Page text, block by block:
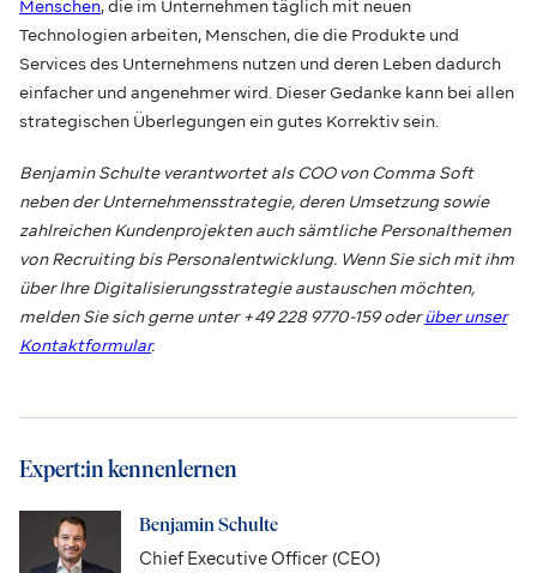
Menschen, die im Unternehmen täglich mit neuen
Technologien arbeiten, Menschen, die die Produkte und
Services des Unternehmens nutzen und deren Leben dadurch
einfacher und angenehmer wird. Dieser Gedanke kann bei allen
strategischen Überlegungen ein gutes Korrektiv sein.
Benjamin Schulte verantwortet als COO von Comma Soft
neben der Unternehmensstrategie, deren Umsetzung sowie
zahlreichen Kundenprojekten auch sämtliche Personalthemen
von Recruiting bis Personalentwicklung. Wenn Sie sich mit ihm
über Ihre Digitalisierungsstrategie austauschen möchten,
melden Sie sich gerne unter +49 228 9770-159 oderüber unser
Kontaktformular.
Expert:in kennenlernen
Benjamin Schulte
Chief Executive Officer (CEO)